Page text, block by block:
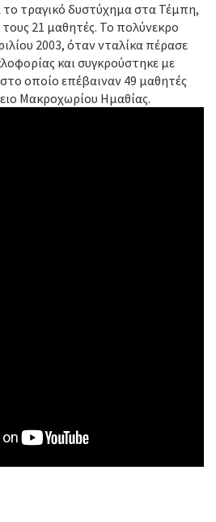
τραγικό δυστύχημα στα Τέμπη,
21 μαθητές. Το πολύνεκρο
2003, όταν νταλίκα πέρασε
και συγκρούστηκε με
οποίο επέβαιναν 49 μαθητές
Μακροχωρίου Ημαθίας.